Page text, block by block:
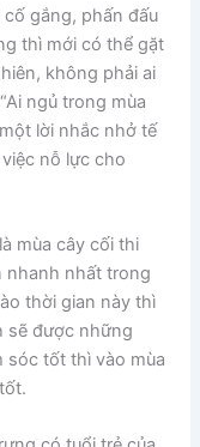
gắng, phấn đấu
thì mới có thể gặt
không phải ai
ngủ trong mùa
lời nhắc nhở tế
nỗ lực cho
mùa cây cối thi
nhanh nhất trong
thời gian này thì
sẽ được những
sóc tốt thì vào mùa